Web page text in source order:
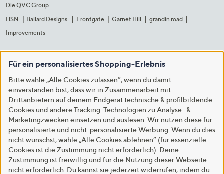
Die QVC Group
HSN
Ballard Designs Frontgate Garnet Hill
grandin road
Improvements
Für ein personalisiertes Shopping-Erlebnis
Bitte wähle „Alle Cookies zulassen“, wenn du damit
einverstanden bist, dass wir in Zusammenarbeit mit
Drittanbietern auf deinem Endgerät technische & profilbildende
Cookies und andere Tracking-Technologien zu Analyse- &
Marketingzwecken einsetzen und auslesen. Wir nutzen diese für
personalisierte und nicht-personalisierte Werbung. Wenn du dies
nicht wünschst, wähle „Alle Cookies ablehnen“ (für essenzielle
Cookies ist die Zustimmung nicht erforderlich). Deine
Zustimmung ist freiwillig und für die Nutzung dieser Webseite
nicht erforderlich. Du kannst sie jederzeit widerrufen, indem du